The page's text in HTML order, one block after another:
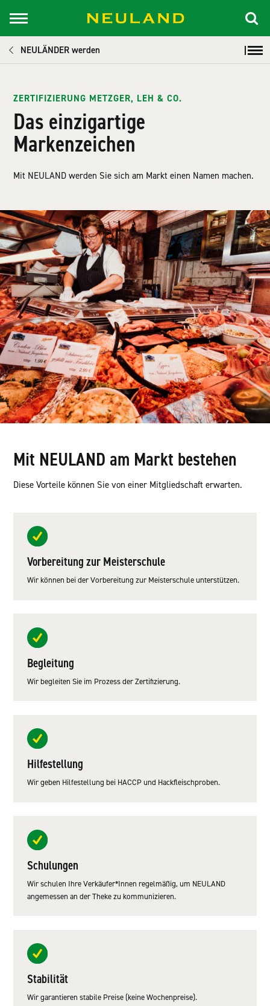
NEULÄNDER werden
ZERTIFIZIERUNG METZGER, LEH & CO.
Das einzigartige
Markenzeichen
Mit NEULAND werden Sie sich am Markt einen Namen machen.
Mit NEULAND am Markt bestehen
Diese Vorteile können Sie von einer Mitgliedschaft erwarten.
Vorbereitung zur Meisterschule
Wir können bei der Vorbereitung zur Meisterschule unterstützen.
Begleitung
Wir begleiten Sie im Prozess der Zertifizierung.
Hilfestellung
Wir geben Hilfestellung bei HACCP und Hackfleischproben.
Schulungen
Wir schulen Ihre Verkäufer*Innen regelmäßig, um NEULAND
angemessen an der Theke zu kommunizieren.
Stabilität
Wir garantieren stabile Preise (keine Wochenpreise).